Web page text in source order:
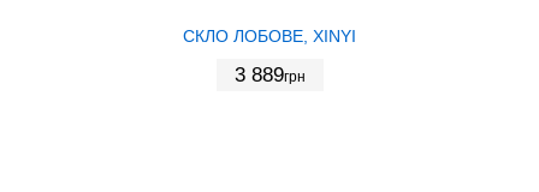
СКЛО ЛОБОВЕ, XINYI
3 889грн